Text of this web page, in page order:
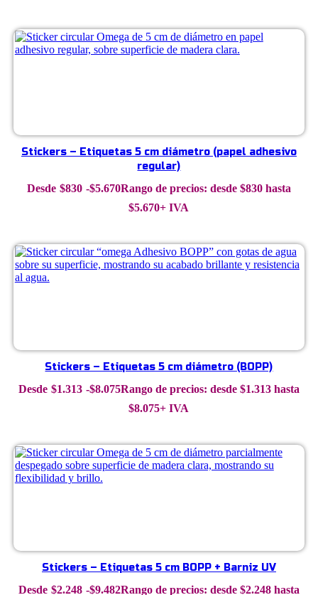
Stickers – Etiquetas 5 cm diámetro (papel adhesivo
regular)
$830 -$5.670Rango de precios: desde $830 hasta
$5.670+ IVA
Stickers – Etiquetas 5 cm diámetro (BOPP)
$1.313 -$8.075Rango de precios: desde $1.313 hasta
$8.075+ IVA
Stickers – Etiquetas 5 cm BOPP + Barniz UV
$2.248 -$9.482Rango de precios: desde $2.248 hasta